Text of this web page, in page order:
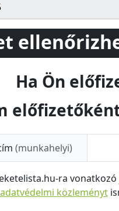
Ha Ön
(munkahelyi)
ra vonatkozó
közleményt